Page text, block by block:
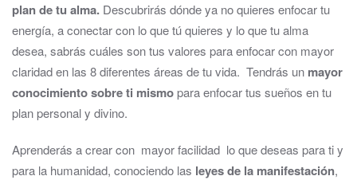
plan de tu alma. Descubrirás dónde ya no quieres enfocar tu
energía, a conectar con lo que tú quieres y lo que tu alma
desea, sabrás cuáles son tus valores para enfocar con mayor
claridad en las 8 diferentes áreas de tu vida. Tendrás un mayor
conocimiento sobre ti mismopara enfocar tus sueños en tu
plan personal y divino.
Aprenderás a crear con mayor facilidad lo que deseas para ti y
para la humanidad, conociendo las leyes de la manifestación,